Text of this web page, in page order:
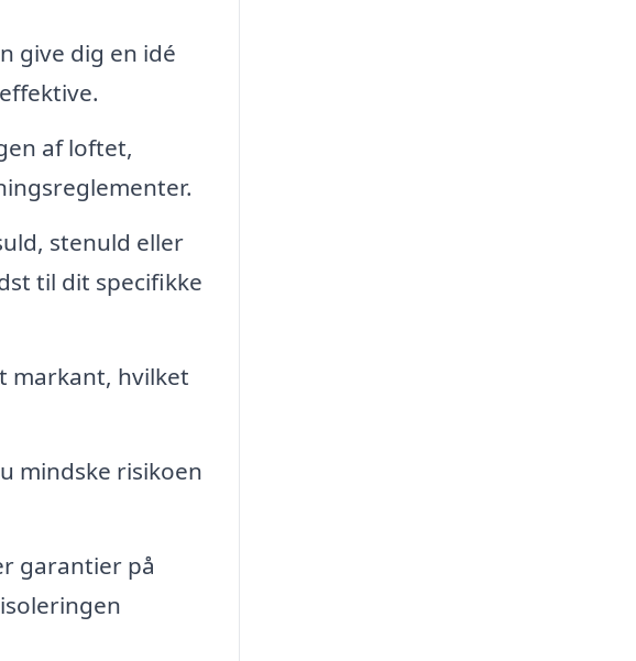
give dig en idé
af loftet,
stenuld eller
til dit specifikke
markant, hvilket
mindske risikoen
garantier på